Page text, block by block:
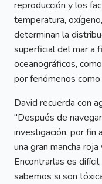
reproducción y los
temperatura,
determinan la
superficial del mar a
oceanográficos,
por fenómenos como
David recuerda con
"Después de
investigación, por fin
una gran mancha
Encontrarlas es
sabemos si son